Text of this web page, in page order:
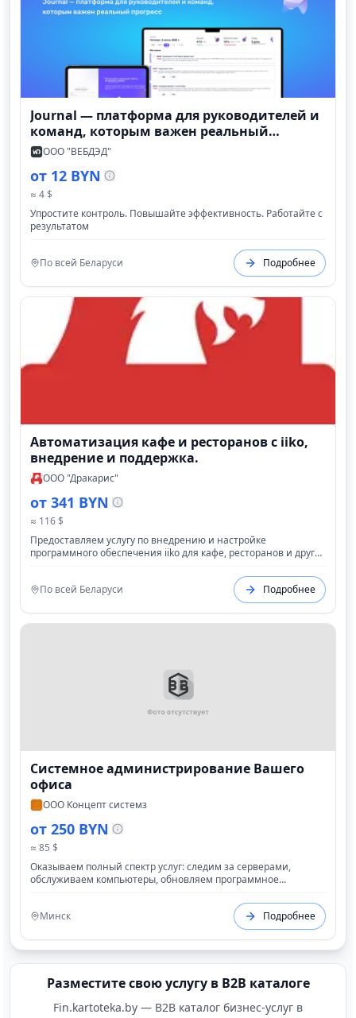
Journal — платформа для руководителей и
команд, которым важен реальный
прогресс
ООО "ВЕБДЭД"
от 12 BYN
≈ 4 $
Упростите контроль. Повышайте эффективность. Работайте с
результатом
По всей Беларуси Подробнее
Автоматизация кафе и ресторанов с iiko,
внедрение и поддержка.
ООО "Дракарис"
от 341 BYN
≈ 116 $
Предоставляем услугу по внедрению и настройке
программного обеспечения iiko для кафе, ресторанов и других
ключевые процессы: касса, склад, кухня, доставка.
Предоставляем услуги по сопровождению на всех этапах
По всей Беларуси Подробнее
Системное администрирование Вашего
офиса
ООО Концепт системз
от 250 BYN
≈ 85 $
Оказываем полный спектр услуг: следим за серверами,
обслуживаем компьютеры, обновляем программное
хакеров и решаем любые проблемы с техникой без
ограничений - а вы платите фиксированную плату в месяц за
Минск Подробнее
Разместите свою услугу в B2B каталоге
Fin.kartoteka.by — B2B каталог бизнес-услуг в